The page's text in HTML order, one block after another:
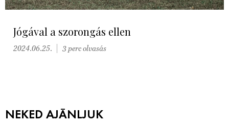
Jógával a szorongás ellen
2024.06.25. 3 perc olvasás
NEKED AJÁNLJUK